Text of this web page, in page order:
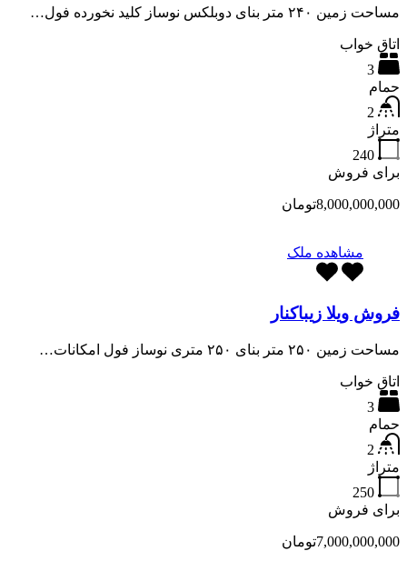
مساحت زمین ۲۴۰ متر بنای دوبلکس نوساز کلید نخورده فول…
اتاق خواب
3
حمام
2
متراژ
240
برای فروش
8,000,000,000تومان
مشاهده ملک
فروش ویلا زیباکنار
مساحت زمین ۲۵۰ متر بنای ۲۵۰ متری نوساز فول امکانات…
اتاق خواب
3
حمام
2
متراژ
250
برای فروش
7,000,000,000تومان